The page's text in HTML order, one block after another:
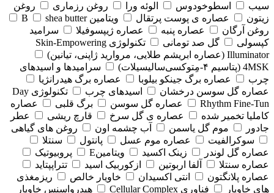
سیب
اسطوخودوس الوئه ورا روغن رزماری
روغن
زیتون
عصاره ی پوست پرتقال ویتامین Bshea butter
روغن آرگان
عصاره پنبه عصاره ژیپسوفیلا
سرامید
کپسولی
گل صد تومانی
تکنولوژی Skin-Empowering
Illuminator (عصاره ابریشم طلایی، مروارید ژاپنی، تیانین)
4MSK (پتاسیم ۴‑مِتوکسی‌سالیسیلات)
سرامیدها و اسیدهای
چرب
عصاره برگ جینکو بیلوبا
عصاره برگ هیدرانژیا
عصاره گل سوسن درخشان
اسیدهای چرب
تکنولوژی Day
Rhythm Fine‑Tun
عصاره گل سوسن برگ قلبی
عصاره
کاملیا تخمیر شده
عصاره ی گل سرخ قارچ ریشی
عطر
جادور
موم گل یاسمن آب چشمه اون
روغن های گیاهی
سوکرالفیت
عصاره موم عسل پانتول
سنتلا
عصاره گل لوندر
زینک اکسید ویتامینE
پروبیوتیک
عصاره سنتلا
آلفا اربوتین ازکوربیک اسید
تتراپپتاید
عصاره پلانگتون
انتی اکسیدان خاویار خالص
ریزمغذی
های خاویار
فناوری Cellular Complex
هیدرواسنس خاویار